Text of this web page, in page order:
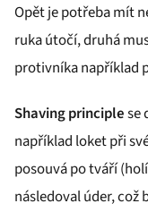
Opět je potřeba mít
ruka útočí, druhá
protivníka například
Shaving principlese
například loket při
posouvá po tváří
následoval úder,